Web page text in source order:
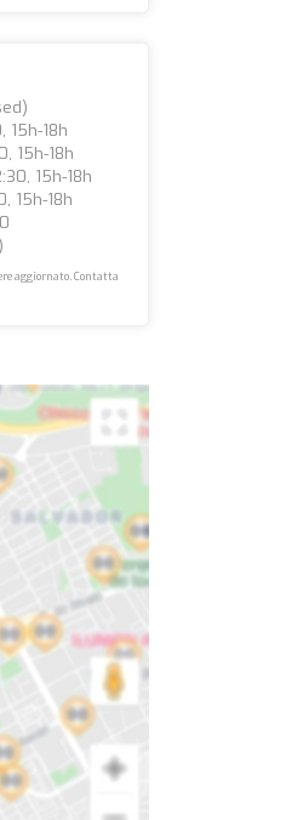
15h-18h
15h-18h
15h-18h
15h-18h
aggiornato. Contatta